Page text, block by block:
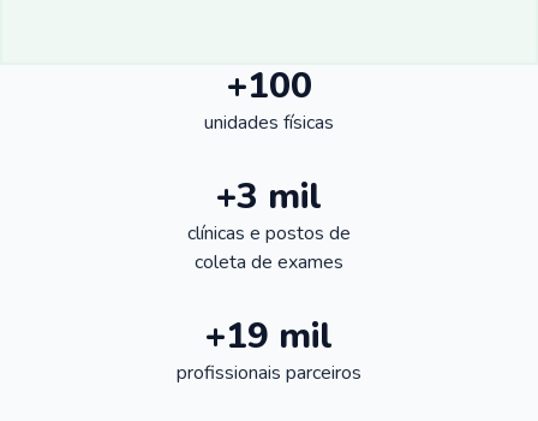
+100
unidades físicas
+3 mil
clínicas e postos de
coleta de exames
+19 mil
profissionais parceiros